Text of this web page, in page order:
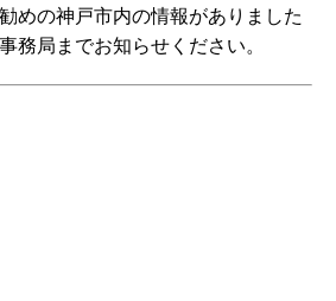
めの神戸市内の情報がありました
務局までお知らせください。